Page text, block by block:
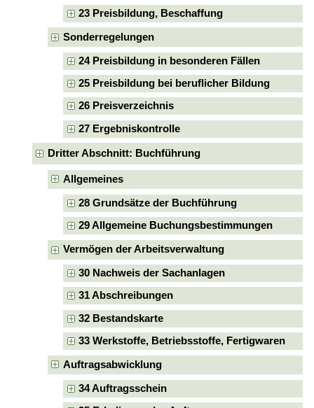
23 Preisbildung, Beschaffung
Sonderregelungen
24 Preisbildung in besonderen Fällen
25 Preisbildung bei beruflicher Bildung
26 Preisverzeichnis
27 Ergebniskontrolle
Dritter Abschnitt: Buchführung
Allgemeines
28 Grundsätze der Buchführung
29 Allgemeine Buchungsbestimmungen
Vermögen der Arbeitsverwaltung
30 Nachweis der Sachanlagen
31 Abschreibungen
32 Bestandskarte
33 Werkstoffe, Betriebsstoffe, Fertigwaren
Auftragsabwicklung
34 Auftragsschein